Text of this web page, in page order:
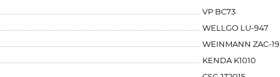
VP BC73
WELLGO LU-947
WEINMANN ZAC-19
KENDA K1010